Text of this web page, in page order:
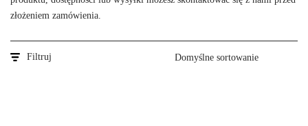
złożeniem zamówienia.
Filtruj